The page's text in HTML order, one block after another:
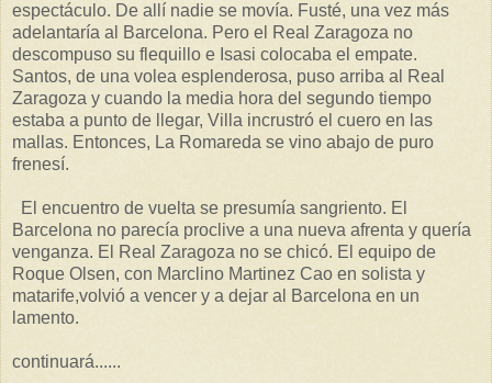
espectáculo. De allí nadie se movía. Fusté, una vez más
adelantaría al Barcelona. Pero el Real Zaragoza no
descompuso su flequillo e Isasi colocaba el empate.
Santos, de una volea esplenderosa, puso arriba al Real
Zaragoza y cuando la media hora del segundo tiempo
estaba a punto de llegar, Villa incrustró el cuero en las
mallas. Entonces, La Romareda se vino abajo de puro
frenesí.
El encuentro de vuelta se presumía sangriento. El
Barcelona no parecía proclive a una nueva afrenta y quería
venganza. El Real Zaragoza no se chicó. El equipo de
Roque Olsen, con Marclino Martinez Cao en solista y
matarife,volvió a vencer y a dejar al Barcelona en un
lamento.
continuará......